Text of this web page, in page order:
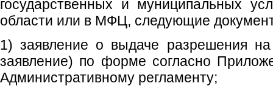
государственных и муниципальных
области или в МФЦ, следующие
1) заявление о выдаче разрешения
заявление) по форме согласно
Административному регламенту;